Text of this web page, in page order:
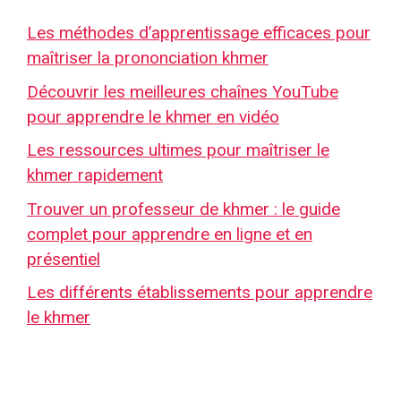
Les méthodes d’apprentissage efficaces pour
maîtriser la prononciation khmer
Découvrir les meilleures chaînes YouTube
pour apprendre le khmer en vidéo
Les ressources ultimes pour maîtriser le
khmer rapidement
Trouver un professeur de khmer : le guide
complet pour apprendre en ligne et en
présentiel
Les différents établissements pour apprendre
le khmer